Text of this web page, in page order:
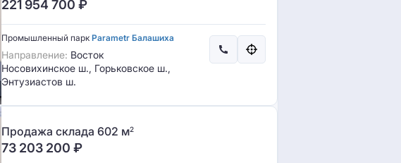
221 954 700 ₽
Промышленный парк Parametr Балашиха
Направление: Восток
Носовихинское ш., Горьковское ш.,
Энтузиастов ш.
Продажа склада 602 м2
73 203 200 ₽